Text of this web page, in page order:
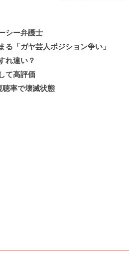
シー弁護士
る「ガヤ芸人ポジション争い」
れ違い？
て高評価
聴率で壊滅状態